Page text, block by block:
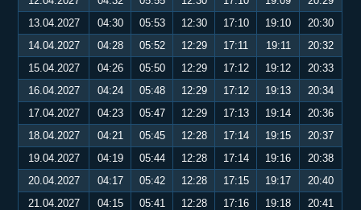
13.04.2027
04:30 05:53 12:30 17:10 19:10
20:30
14.04.2027
04:28 05:52 12:29 17:11 19:11
20:32
15.04.2027
04:26 05:50 12:29 17:12 19:12
20:33
16.04.2027
04:24 05:48 12:29 17:12 19:13
20:34
17.04.2027
04:23 05:47 12:29 17:13 19:14
20:36
18.04.2027
04:21 05:45 12:28 17:14 19:15
20:37
19.04.2027
04:19 05:44 12:28 17:14 19:16
20:38
20.04.2027
04:17 05:42 12:28 17:15 19:17
20:40
21.04.2027
04:15 05:41 12:28 17:16 19:18
20:41